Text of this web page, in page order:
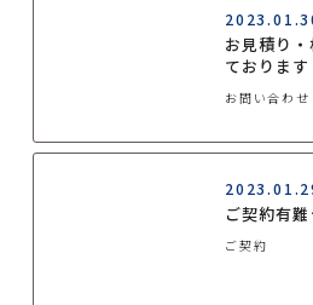
お見積り
ております
お問い合わせ
ご契約有
ご契約